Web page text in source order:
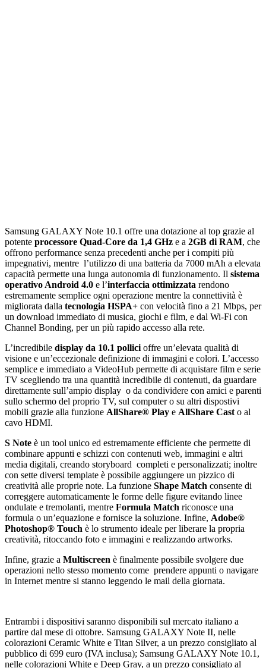
Samsung GALAXY Note 10.1 offre una dotazione al top grazie al
potente processore Quad-Core da 1,4 GHz e a 2GB di RAM, che
offrono performance senza precedenti anche per i compiti più
impegnativi, mentre l’utilizzo di una batteria da 7000 mAh a elevata
capacità permette una lunga autonomia di funzionamento. Il sistema
operativo Android 4.0 e l’interfaccia ottimizzata rendono
estremamente semplice ogni operazione mentre la connettività è
migliorata dalla tecnologia HSPA+ con velocità fino a 21 Mbps, per
un download immediato di musica, giochi e film, e dal Wi-Fi con
Channel Bonding, per un più rapido accesso alla rete.
L’incredibile display da 10.1 pollici offre un’elevata qualità di
visione e un’eccezionale definizione di immagini e colori. L’accesso
semplice e immediato a VideoHub permette di acquistare film e serie
TV scegliendo tra una quantità incredibile di contenuti, da guardare
direttamente sull’ampio display o da condividere con amici e parenti
sullo schermo del proprio TV, sul computer o su altri dispostivi
mobili grazie alla funzione AllShare® Play e AllShare Cast o al
cavo HDMI.
S Note è un tool unico ed estremamente efficiente che permette di
combinare appunti e schizzi con contenuti web, immagini e altri
media digitali, creando storyboard completi e personalizzati; inoltre
con sette diversi template è possibile aggiungere un pizzico di
creatività alle proprie note. La funzione Shape Match consente di
correggere automaticamente le forme delle figure evitando linee
ondulate e tremolanti, mentre Formula Match riconosce una
formula o un’equazione e fornisce la soluzione. Infine, Adobe®
Photoshop® Touch è lo strumento ideale per liberare la propria
creatività, ritoccando foto e immagini e realizzando artworks.
Infine, grazie a Multiscreen è finalmente possibile svolgere due
operazioni nello stesso momento come prendere appunti o navigare
in Internet mentre si stanno leggendo le mail della giornata.
Entrambi i dispositivi saranno disponibili sul mercato italiano a
partire dal mese di ottobre. Samsung GALAXY Note II, nelle
colorazioni Ceramic White e Titan Silver, a un prezzo consigliato al
pubblico di 699 euro (IVA inclusa); Samsung GALAXY Note 10.1,
nelle colorazioni White e Deep Gray, a un prezzo consigliato al